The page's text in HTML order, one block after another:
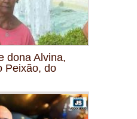
dona Alvina,
Peixão, do